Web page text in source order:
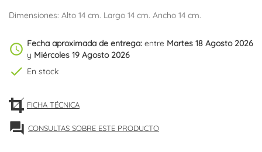
Dimensiones: Alto 14 cm. Largo 14 cm. Ancho 14 cm.
schedule Fecha aproximada de entrega: entre Martes 18 Agosto 2026
y Miércoles 19 Agosto 2026
check En stock
FICHA TÉCNICA
forum CONSULTAS SOBRE ESTE PRODUCTO